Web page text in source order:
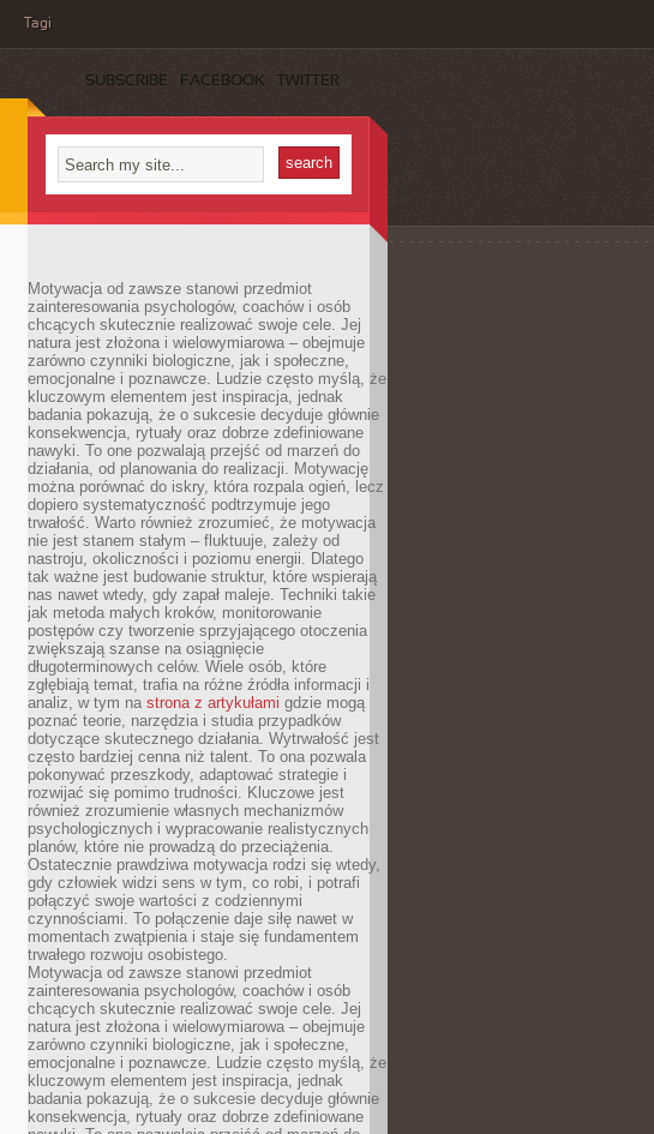
Tagi
SUBSCRIBE FACEBOOK TWITTER
Motywacja od zawsze stanowi przedmiot
zainteresowania psychologów, coachów i osób
chcących skutecznie realizować swoje cele. Jej
natura jest złożona i wielowymiarowa – obejmuje
zarówno czynniki biologiczne, jak i społeczne,
emocjonalne i poznawcze. Ludzie często myślą, że
kluczowym elementem jest inspiracja, jednak
badania pokazują, że o sukcesie decyduje głównie
konsekwencja, rytuały oraz dobrze zdefiniowane
nawyki. To one pozwalają przejść od marzeń do
działania, od planowania do realizacji. Motywację
można porównać do iskry, która rozpala ogień, lecz
dopiero systematyczność podtrzymuje jego
trwałość. Warto również zrozumieć, że motywacja
nie jest stanem stałym – fluktuuje, zależy od
nastroju, okoliczności i poziomu energii. Dlatego
tak ważne jest budowanie struktur, które wspierają
nas nawet wtedy, gdy zapał maleje. Techniki takie
jak metoda małych kroków, monitorowanie
postępów czy tworzenie sprzyjającego otoczenia
zwiększają szanse na osiągnięcie
długoterminowych celów. Wiele osób, które
zgłębiają temat, trafia na różne źródła informacji i
analiz, w tym na strona z artykułami gdzie mogą
poznać teorie, narzędzia i studia przypadków
dotyczące skutecznego działania. Wytrwałość jest
często bardziej cenna niż talent. To ona pozwala
pokonywać przeszkody, adaptować strategie i
rozwijać się pomimo trudności. Kluczowe jest
również zrozumienie własnych mechanizmów
psychologicznych i wypracowanie realistycznych
planów, które nie prowadzą do przeciążenia.
Ostatecznie prawdziwa motywacja rodzi się wtedy,
gdy człowiek widzi sens w tym, co robi, i potrafi
połączyć swoje wartości z codziennymi
czynnościami. To połączenie daje siłę nawet w
momentach zwątpienia i staje się fundamentem
trwałego rozwoju osobistego.
Motywacja od zawsze stanowi przedmiot
zainteresowania psychologów, coachów i osób
chcących skutecznie realizować swoje cele. Jej
natura jest złożona i wielowymiarowa – obejmuje
zarówno czynniki biologiczne, jak i społeczne,
emocjonalne i poznawcze. Ludzie często myślą, że
kluczowym elementem jest inspiracja, jednak
badania pokazują, że o sukcesie decyduje głównie
konsekwencja, rytuały oraz dobrze zdefiniowane